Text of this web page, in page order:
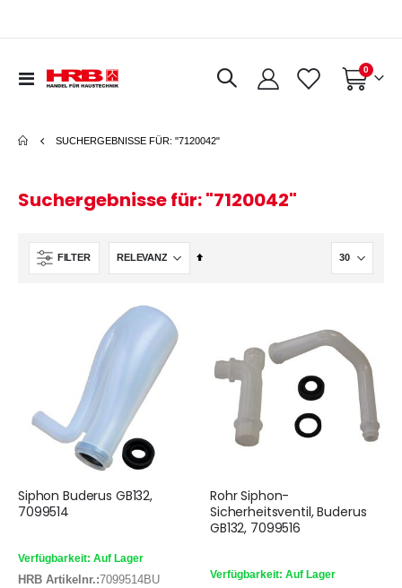
Navigation
Warenkorb
0Artikel
SUCHERGEBNISSE FÜR: "7120042"
Suchergebnisse für: "7120042"
FILTER
In
Siphon Buderus GB132,
7099514
Verfügbarkeit: Auf Lager
HRB Artikelnr.:7099514BU
Rohr Siphon-
Sicherheitsventil, Buderus
GB132, 7099516
Verfügbarkeit: Auf Lager